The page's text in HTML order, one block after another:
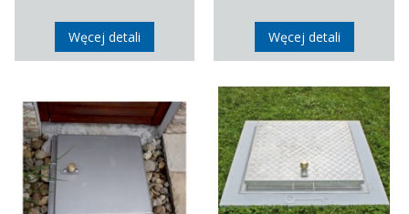
Węcej detali Węcej detali